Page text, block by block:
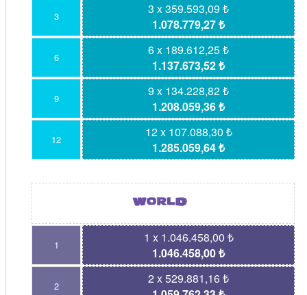
3
3 x 359.593,09 ₺
1.078.779,27 ₺
6
6 x 189.612,25 ₺
1.137.673,52 ₺
9
9 x 134.228,82 ₺
1.208.059,36 ₺
12
12 x 107.088,30 ₺
1.285.059,64 ₺
1
1 x 1.046.458,00 ₺
1.046.458,00 ₺
2
2 x 529.881,16 ₺